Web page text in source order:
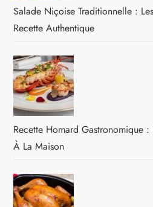
Salade Niçoise Traditionnelle :
Recette Authentique
Recette Homard Gastronomique
À La Maison